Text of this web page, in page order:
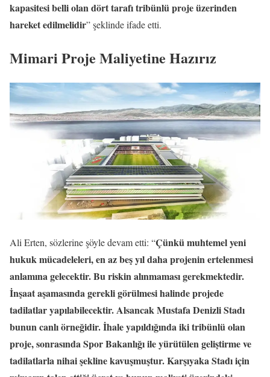
kapasitesi belli olan dört tarafı tribünlü proje üzerinden
hareket edilmelidir” şeklinde ifade etti.
Mimari Proje Maliyetine Hazırız
Ali Erten, sözlerine şöyle devam etti: “Çünkü muhtemel yeni
hukuk mücadeleleri, en az beş yıl daha projenin ertelenmesi
anlamına gelecektir. Bu riskin alınmaması gerekmektedir.
İnşaat aşamasında gerekli görülmesi halinde projede
tadilatlar yapılabilecektir. Alsancak Mustafa Denizli Stadı
bunun canlı örneğidir. İhale yapıldığında iki tribünlü olan
proje, sonrasında Spor Bakanlığı ile yürütülen geliştirme ve
tadilatlarla nihai şekline kavuşmuştur. Karşıyaka Stadı için